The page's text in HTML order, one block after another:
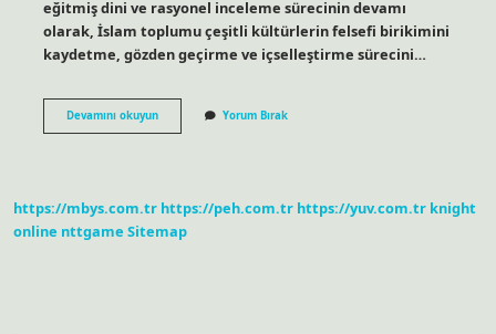
eğitmiş dini ve rasyonel inceleme sürecinin devamı
olarak, İslam toplumu çeşitli kültürlerin felsefi birikimini
kaydetme, gözden geçirme ve içselleştirme sürecini…
Devamını okuyunİSlâm
Felsefesinin
Yorum Bırak
https://mbys.com.tr https://peh.com.tr https://yuv.com.tr knight
online nttgame Sitemap